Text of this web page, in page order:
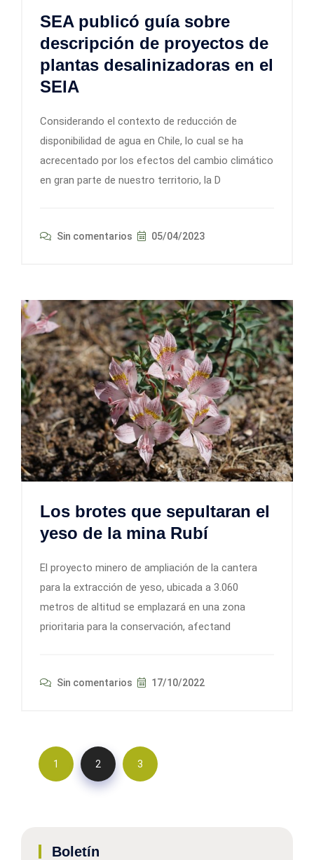
SEA publicó guía sobre
descripción de proyectos de
plantas desalinizadoras en el
SEIA
Considerando el contexto de reducción de
disponibilidad de agua en Chile, lo cual se ha
acrecentado por los efectos del cambio climático
en gran parte de nuestro territorio, la D
Sin comentarios 05/04/2023
Los brotes que sepultaran el
yeso de la mina Rubí
El proyecto minero de ampliación de la cantera
para la extracción de yeso, ubicada a 3.060
metros de altitud se emplazará en una zona
prioritaria para la conservación, afectand
Sin comentarios 17/10/2022
1 2 3
Boletín